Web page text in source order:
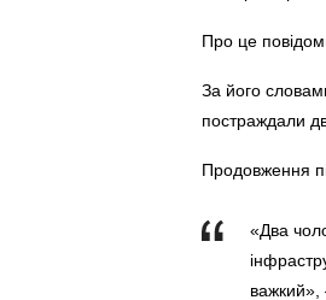
Про це
За його
постраждали
Продовження
«Два
важкий»,